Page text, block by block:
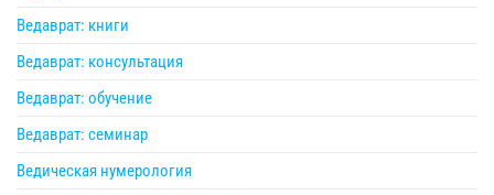
Ведаврат: книги
Ведаврат: консультация
Ведаврат: обучение
Ведаврат: семинар
Ведическая нумерология